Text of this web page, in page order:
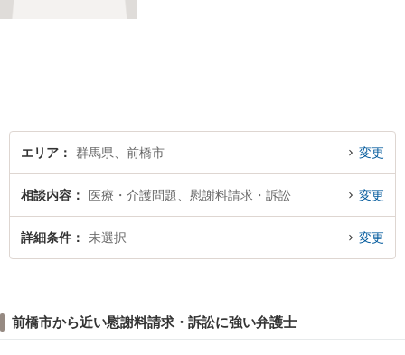
エリア 群馬県、前橋市 変更
相談内容 医療・介護問題、慰謝料請求・訴訟 変更
詳細条件 未選択 変更
前橋市から近い慰謝料請求・訴訟に強い弁護士